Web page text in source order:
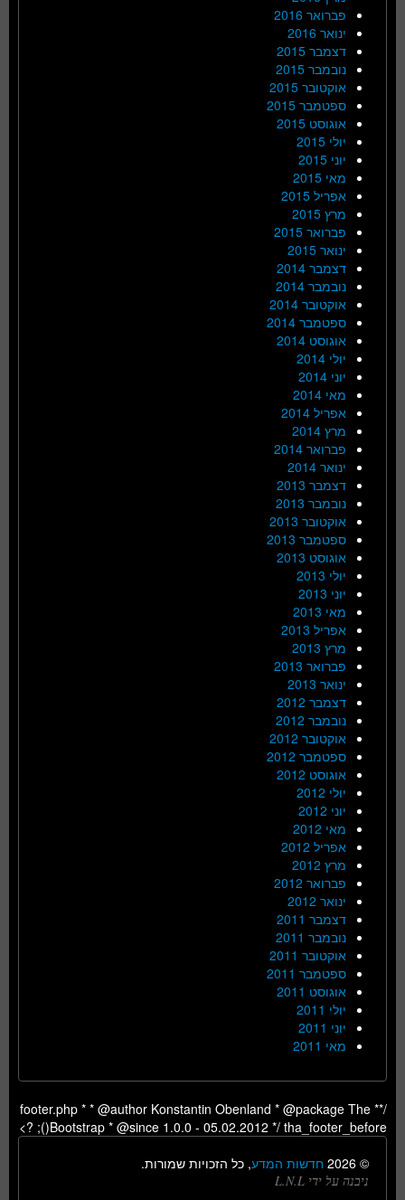
פברואר 2016
ינואר 2016
דצמבר 2015
נובמבר 2015
אוקטובר 2015
ספטמבר 2015
אוגוסט 2015
יולי 2015
יוני 2015
מאי 2015
אפריל 2015
מרץ 2015
פברואר 2015
ינואר 2015
דצמבר 2014
נובמבר 2014
אוקטובר 2014
ספטמבר 2014
אוגוסט 2014
יולי 2014
יוני 2014
מאי 2014
אפריל 2014
מרץ 2014
פברואר 2014
ינואר 2014
דצמבר 2013
נובמבר 2013
אוקטובר 2013
ספטמבר 2013
אוגוסט 2013
יולי 2013
יוני 2013
מאי 2013
אפריל 2013
מרץ 2013
פברואר 2013
ינואר 2013
דצמבר 2012
נובמבר 2012
אוקטובר 2012
ספטמבר 2012
אוגוסט 2012
יולי 2012
יוני 2012
מאי 2012
אפריל 2012
מרץ 2012
פברואר 2012
ינואר 2012
דצמבר 2011
נובמבר 2011
אוקטובר 2011
ספטמבר 2011
אוגוסט 2011
יולי 2011
יוני 2011
מאי 2011
/** footer.php * * @author Konstantin Obenland * @package The
Bootstrap * @since 1.0.0 - 05.02.2012 */ tha_footer_before(); ?>
© 2026
חדשות המדע, כל הזכויות שמורות.
ניבנה על ידי L.N.L